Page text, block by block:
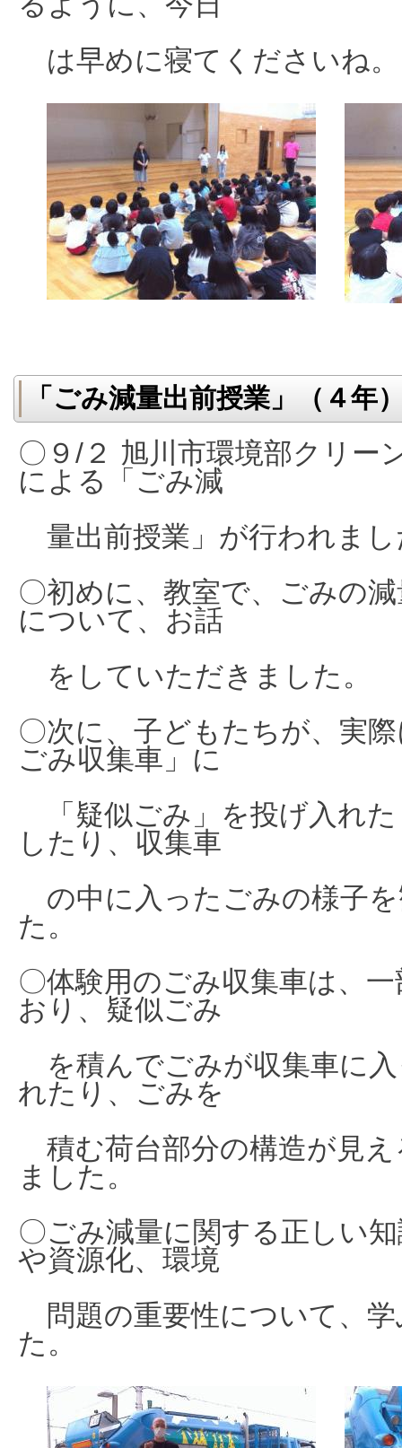
は早めに寝てくださいね。
「ごみ減量出前授業」（４年
〇９/２ 旭川市環境部クリー
による「ごみ減
量出前授業」が行われまし
〇初めに、教室で、ごみの
について、お話
をしていただきました。
〇次に、 子どもたちが、実
ごみ収集車」に
「疑似ごみ」を投げ入れ
したり、収集車
の中に入ったごみの様子
た。
〇体験用のごみ収集車は、
おり、疑似ごみ
を積んでごみが収集車に
れたり、ごみを
積む荷台部分の構造が見
ました。
〇ごみ減量に関する正しい
や資源化、環境
問題の重要性について、
た。